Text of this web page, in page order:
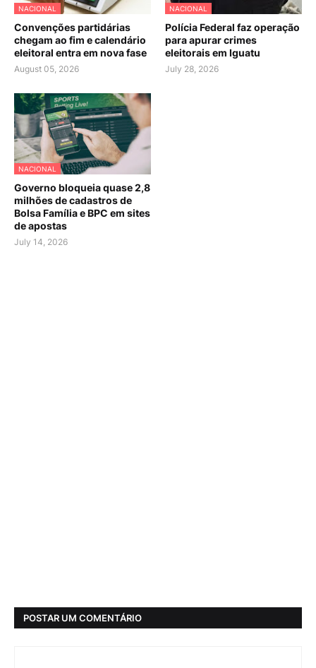
NACIONAL
Convenções partidárias
chegam ao fim e calendário
eleitoral entra em nova fase
August 05, 2026
NACIONAL
Polícia Federal faz operação
para apurar crimes
eleitorais em Iguatu
July 28, 2026
NACIONAL
Governo bloqueia quase 2,8
milhões de cadastros de
Bolsa Família e BPC em sites
de apostas
July 14, 2026
POSTAR UM COMENTÁRIO